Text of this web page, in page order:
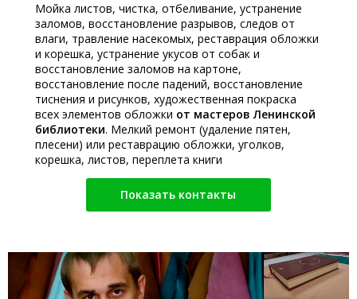
Мойка листов, чистка, отбеливание, устранение
заломов, восстановление разрывов, следов от
влаги, травление насекомых, реставрация обложки
и корешка, устранение укусов от собак и
восстановление заломов на картоне,
восстановление после падений, восстановление
тиснения и рисунков, художественная покраска
всех элементов обложки от мастеров Ленинской
библиотеки. Мелкий ремонт (удаление пятен,
плесени) или реставрацию обложки, уголков,
корешка, листов, переплета книги
Показать контакты